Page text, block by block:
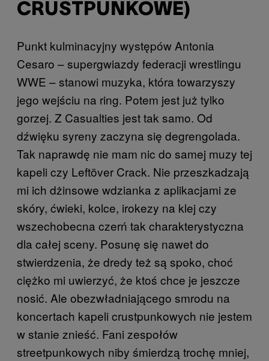
CRUSTPUNKOWE)
Punkt kulminacyjny występów Antonia
Cesaro – supergwiazdy federacji wrestlingu
WWE – stanowi muzyka, która towarzyszy
jego wejściu na ring. Potem jest już tylko
gorzej. Z Casualties jest tak samo. Od
dźwięku syreny zaczyna się degrengolada.
Tak naprawdę nie mam nic do samej muzy tej
kapeli czy Leftöver Crack. Nie przeszkadzają
mi ich dżinsowe wdzianka z aplikacjami ze
skóry, ćwieki, kolce, irokezy na klej czy
wszechobecna czerń tak charakterystyczna
dla całej sceny. Posunę się nawet do
stwierdzenia, że dredy też są spoko, choć
ciężko mi uwierzyć, że ktoś chce je jeszcze
nosić. Ale obezwładniającego smrodu na
koncertach kapeli crustpunkowych nie jestem
w stanie znieść. Fani zespołów
streetpunkowych niby śmierdzą trochę mniej,